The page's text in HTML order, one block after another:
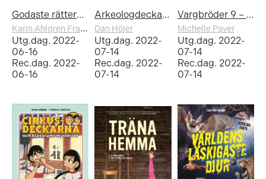
Godaste rätterna med potatis
Karin Ahlgren Fransson
,Lena Klang Ahlgren
Utg.dag. 2022-
06-16
Rec.dag. 2022-
06-16
Arkeologdeckarna och tempelriddarnas skatt
Dan Höjer
Utg.dag. 2022-
07-14
Rec.dag. 2022-
07-14
Vargbröder 9 – Isdemonens hämnd
Michelle Paver
Utg.dag. 2022-
07-14
Rec.dag. 2022-
07-14